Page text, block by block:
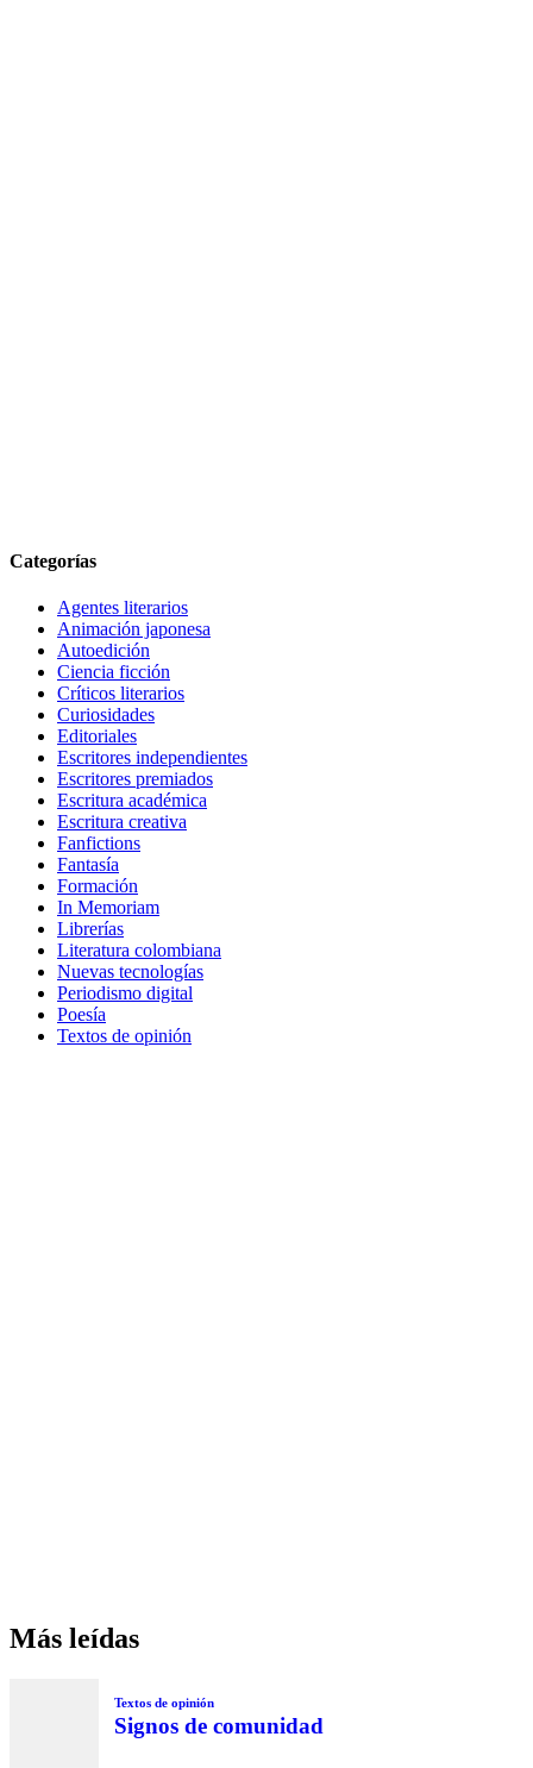
Categorías
Agentes literarios
Animación japonesa
Autoedición
Ciencia ficción
Críticos literarios
Curiosidades
Editoriales
Escritores independientes
Escritores premiados
Escritura académica
Escritura creativa
Fanfictions
Fantasía
Formación
In Memoriam
Librerías
Literatura colombiana
Nuevas tecnologías
Periodismo digital
Poesía
Textos de opinión
Más leídas
Textos de opinión
Signos de comunidad